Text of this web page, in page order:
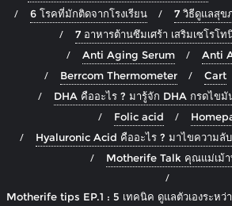
6 โรคที่มักติดจากโรงเรียน
7 วิธีดูแลสุข
7 อาหารต้านซึมเศร้า เสริมเซโรโท
Anti Aging Serum
Anti
Berrcom Thermometer
Cart
DHA คืออะไร ? มารู้จัก DHA กรดไข
Folic acid
Hyaluronic Acid คืออะไร ? มาไขความลั
Motherife Talk คุณแม่เม้
Motherife tips EP.1 : 5 เทคนิค ดูแลตัวเองระหว่